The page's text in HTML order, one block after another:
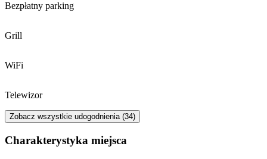
Bezpłatny parking
Grill
WiFi
Telewizor
Zobacz wszystkie udogodnienia (34)
Charakterystyka miejsca